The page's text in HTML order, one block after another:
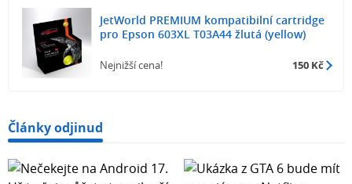
JetWorld PREMIUM kompatibilní cartridge
pro Epson 603XL T03A44 žlutá (yellow)
Nejnižší cena! 150 Kč
Články odjinud